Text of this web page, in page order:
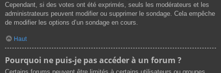
Cependant, si des votes ont été exprimés, seuls les modérateurs et les
administrateurs peuvent modifier ou supprimer le sondage. Cela empêche
de modifier les options d’un sondage en cours.
Haut
Pourquoi ne puis-je pas accéder à un forum ?